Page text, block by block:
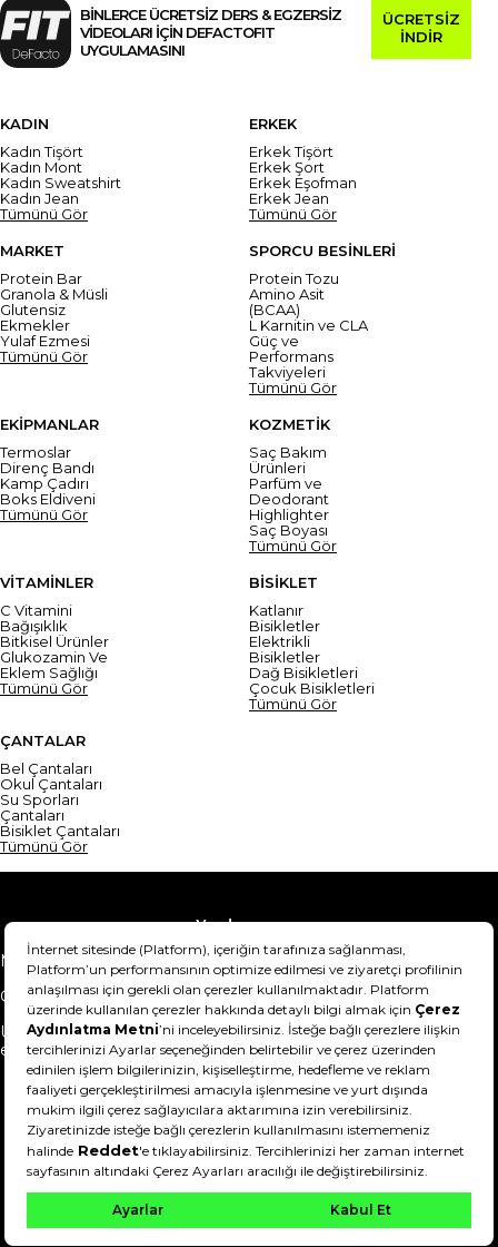
BİNLERCE ÜCRETSİZ DERS & EGZERSİZ
VİDEOLARI İÇİN DEFACTOFIT
UYGULAMASINI
ÜCRETSİZ
İNDİR
KADIN
Kadın Tişört
Kadın Mont
Kadın Sweatshirt
Kadın Jean
Tümünü Gör
ERKEK
Erkek Tişört
Erkek Şort
Erkek Eşofman
Erkek Jean
Tümünü Gör
MARKET
Protein Bar
Granola & Müsli
Glutensiz
Ekmekler
Yulaf Ezmesi
Tümünü Gör
SPORCU BESİNLERİ
Protein Tozu
Amino Asit
(BCAA)
L Karnitin ve CLA
Güç ve
Performans
Takviyeleri
Tümünü Gör
EKİPMANLAR
Termoslar
Direnç Bandı
Kamp Çadırı
Boks Eldiveni
Tümünü Gör
KOZMETİK
Saç Bakım
Ürünleri
Parfüm ve
Deodorant
Highlighter
Saç Boyası
Tümünü Gör
VİTAMİNLER
C Vitamini
Bağışıklık
Bitkisel Ürünler
Glukozamin Ve
Eklem Sağlığı
Tümünü Gör
BİSİKLET
Katlanır
Bisikletler
Elektrikli
Bisikletler
Dağ Bisikletleri
Çocuk Bisikletleri
Tümünü Gör
ÇANTALAR
Bel Çantaları
Okul Çantaları
Su Sporları
Çantaları
Bisiklet Çantaları
Tümünü Gör
Yardım
Mesafeli Satış Sözleşmesi
Teslimat Bilgisi
Gizlilik Sözleşmesi
Şartlar & Koşullar
Ürünümü nasıl iade
edebilirim?
Hakkımızda
DeFactoFIT ©️ 2022-2026. Tüm hakları saklıdır.
21